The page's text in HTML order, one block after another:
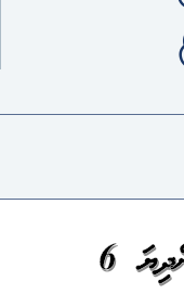
އިންޑިއާގެ އެހީގައި ރާއްޖޭގައި ކުރިއަށްގެންދިޔަ 6